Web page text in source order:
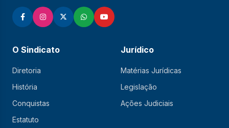
O Sindicato
Diretoria
História
Conquistas
Estatuto
Jurídico
Matérias Jurídicas
Legislação
Ações Judiciais